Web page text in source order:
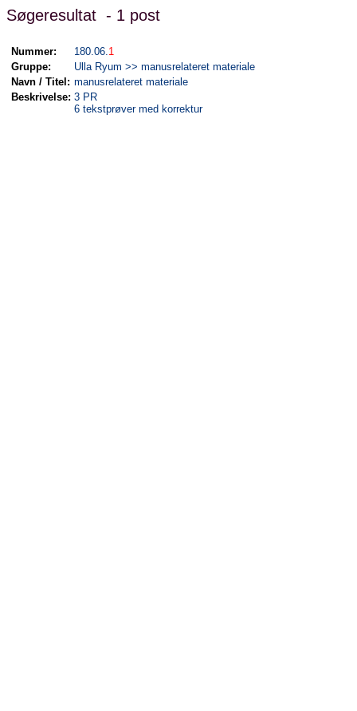
Søgeresultat - 1 post
Nummer: 180.06.1
Gruppe:
Ulla Ryum >> manusrelateret materiale
Navn / Titel: manusrelateret materiale
Beskrivelse: 3 PR
6 tekstprøver med korrektur